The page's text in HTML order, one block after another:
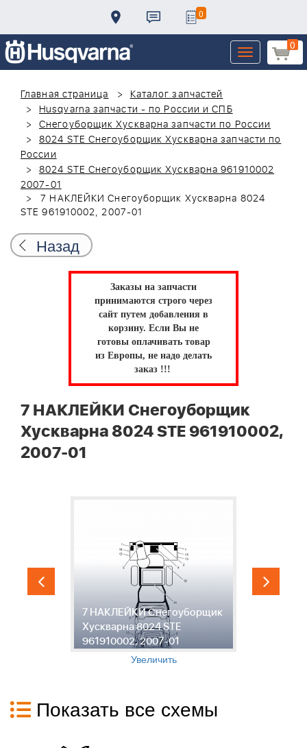
0
0
Toggle
navigation
Главная страница
Каталог запчастей
Husqvarna запчасти - по России и СПБ
Снегоуборщик Хускварна запчасти по России
8024 STE Снегоуборщик Хускварна запчасти по
России
8024 STE Снегоуборщик Хускварна 961910002
2007-01
7 НАКЛЕЙКИ Снегоуборщик Хускварна 8024
STE 961910002, 2007-01
Назад
Заказы на запчасти
принимаются строго через
сайт путем добавления в
корзину. Если Вы не
готовы оплачивать товар
из Европы, не надо делать
заказ !!!
7 НАКЛЕЙКИ Снегоуборщик
Хускварна 8024 STE 961910002,
2007-01
7 НАКЛЕЙКИ Снегоуборщик
Хускварна 8024 STE
961910002, 2007-01
Увеличить
Показать все схемы